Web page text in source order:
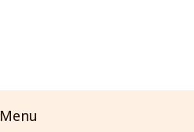
Menu